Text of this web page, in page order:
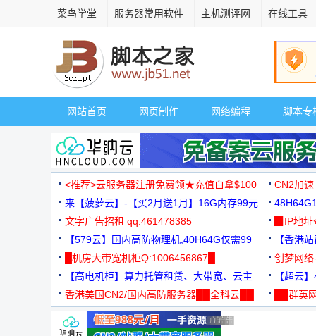
菜鸟学堂 服务器常用软件 主机测评网 在线工具
网站首页 网页制作 网络编程 脚本专
<推荐>云服务器注册免费领★充值白拿$100
CN2加
来【菠萝云】-【买2月送1月】16G内存99元
3000+
文字广告招租 qq:461478385
▉IP地
【579云】国内高防物理机,40H64G仅需99
元
【香港
█机房大带宽机柜Q:1006456867█
创梦网
88元/月
【高电机柜】算力托管租赁、大带宽、云主
机
【超云
香港美国CN2/国内高防服务器██全科云██
██群英
广告 商业广告，理性选择 广告 商业广告，理性选择
广告 商业广告，理性选择
广告 商业广告，理性选择